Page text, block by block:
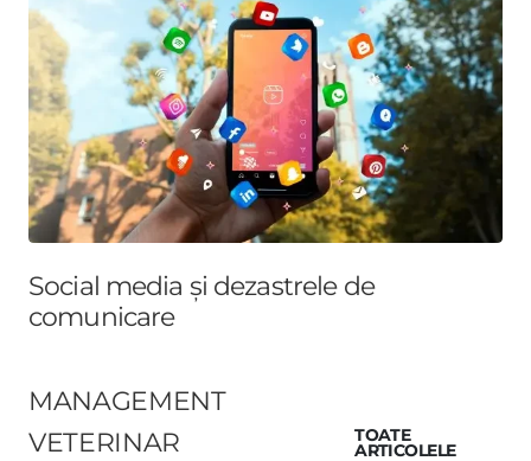
Social media și dezastrele de
comunicare
MANAGEMENT
VETERINAR
TOATE
ARTICOLELE